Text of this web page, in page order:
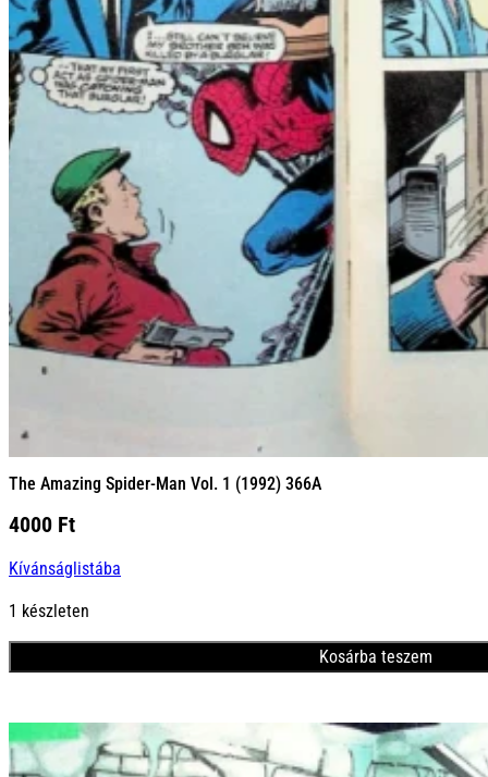
The Amazing Spider-Man Vol. 1 (1992) 366A
4000 Ft
Kívánságlistába
1 készleten
Kosárba teszem